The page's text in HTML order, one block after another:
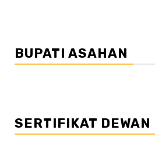
BUPATI ASAHAN
SERTIFIKAT DEWAN